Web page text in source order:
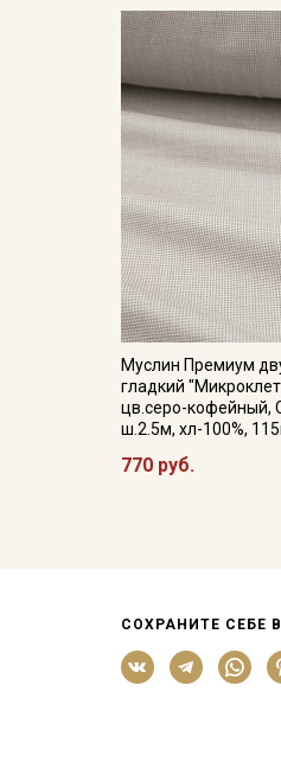
Муслин Премиум
гладкий
цв.серо-кофейный,
ш.2.5м, хл-100%,
770 руб.
СОХРАНИТЕ СЕБЕ